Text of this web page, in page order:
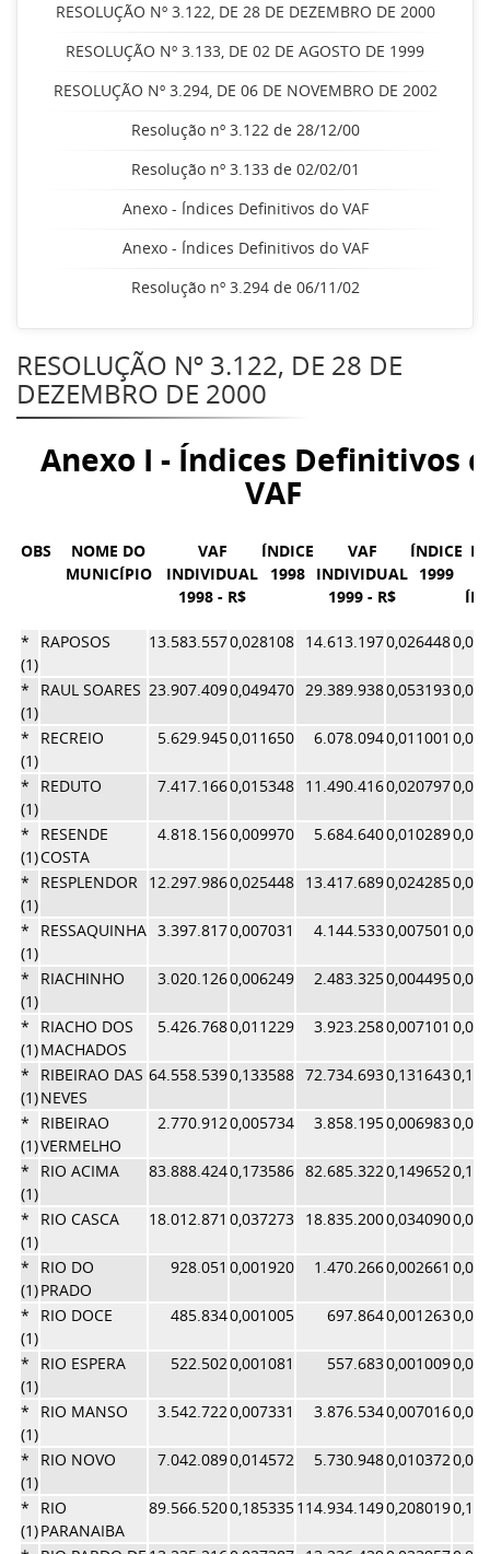
RESOLUÇÃO Nº 3.122, DE 28 DE DEZEMBRO DE 2000
RESOLUÇÃO Nº 3.133, DE 02 DE AGOSTO DE 1999
RESOLUÇÃO Nº 3.294, DE 06 DE NOVEMBRO DE 2002
Resolução nº 3.122 de 28/12/00
Resolução nº 3.133 de 02/02/01
Anexo - Índices Definitivos do VAF
Anexo - Índices Definitivos do VAF
Resolução nº 3.294 de 06/11/02
RESOLUÇÃO Nº 3.122, DE 28 DE
DEZEMBRO DE 2000
Anexo I - Índices Definitivos
VAF
OBS
NOME DO
MUNICÍPIO
VAF
INDIVIDUAL
1998 - R$
ÍNDICE
1998
VAF
INDIVIDUAL
1999 - R$
ÍNDICE
1999
*
(1)
RAPOSOS 13.583.5570,028108 14.613.1970,026448
*
(1)
RAUL SOARES 23.907.4090,049470 29.389.9380,053193
*
(1)
RECREIO 5.629.9450,011650 6.078.0940,011001
*
(1)
REDUTO 7.417.1660,015348 11.490.4160,020797
*
(1)
RESENDE
COSTA
4.818.1560,009970 5.684.6400,010289
*
(1)
RESPLENDOR 12.297.9860,025448 13.417.6890,024285
*
(1)
RESSAQUINHA 3.397.8170,007031 4.144.5330,007501
*
(1)
RIACHINHO 3.020.1260,006249 2.483.3250,004495
*
(1)
RIACHO DOS
MACHADOS
5.426.7680,011229 3.923.2580,007101
*
(1)
RIBEIRAO DAS
NEVES
64.558.5390,133588 72.734.6930,131643
*
(1)
RIBEIRAO
VERMELHO
2.770.9120,005734 3.858.1950,006983
*
(1)
RIO ACIMA 83.888.4240,173586 82.685.3220,149652
*
(1)
RIO CASCA 18.012.871 0,037273 18.835.2000,034090
*
(1)
RIO DO
PRADO
928.051 0,001920 1.470.2660,002661
*
(1)
RIO DOCE 485.8340,001005 697.8640,001263
*
(1)
RIO ESPERA 522.5020,001081 557.6830,001009
*
(1)
RIO MANSO 3.542.7220,007331 3.876.5340,007016
*
(1)
RIO NOVO 7.042.0890,014572 5.730.9480,010372
*
(1)
RIO
PARANAIBA
89.566.5200,185335114.934.1490,208019